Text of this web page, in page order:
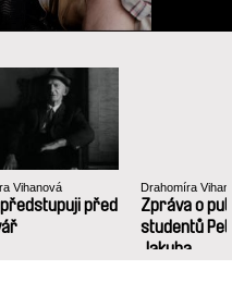
Vihanová
předstupuji před
Drahomíra
Zpráva o
studentů
Jakuba